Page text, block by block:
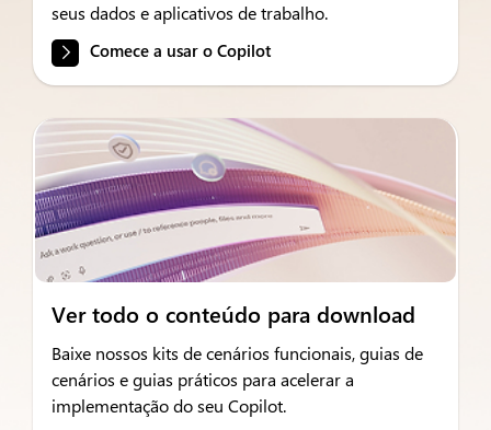
seus dados e aplicativos de trabalho.
Comece a usar o Copilot
Ver todo o conteúdo para download
Baixe nossos kits de cenários funcionais, guias de
cenários e guias práticos para acelerar a
implementação do seu Copilot.